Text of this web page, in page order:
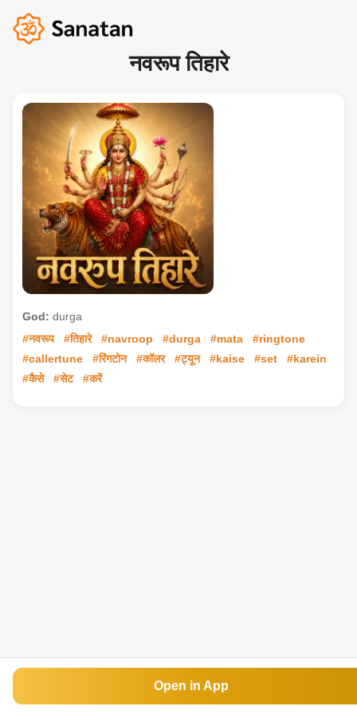
नवरूप तिहारे
God: durga
#नवरूप
#तिहारे #navroop #durga #mata
#ringtone
#callertune
#रिंगटोन #कॉलर #ट्यून #kaise #set
#karein
#कैसे
#सेट #करें
Open in App